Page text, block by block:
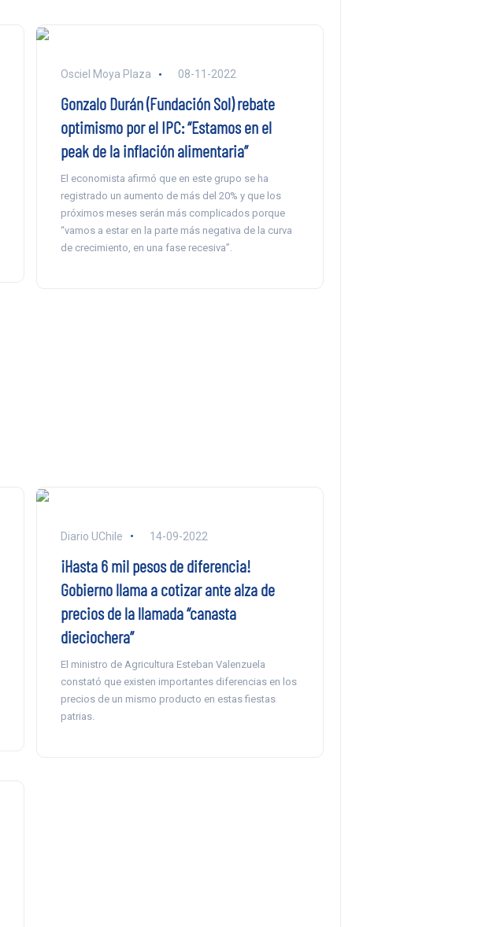
Osciel Moya Plaza 08-11-2022
Gonzalo Durán (Fundación Sol) rebate
optimismo por el IPC: “Estamos en el
peak de la inflación alimentaria”
El economista afirmó que en este grupo se ha
registrado un aumento de más del 20% y que los
próximos meses serán más complicados porque
“vamos a estar en la parte más negativa de la curva
de crecimiento, en una fase recesiva”.
Diario UChile 14-09-2022
¡Hasta 6 mil pesos de diferencia!
Gobierno llama a cotizar ante alza de
precios de la llamada “canasta
dieciochera”
El ministro de Agricultura Esteban Valenzuela
constató que existen importantes diferencias en los
precios de un mismo producto en estas fiestas
patrias.